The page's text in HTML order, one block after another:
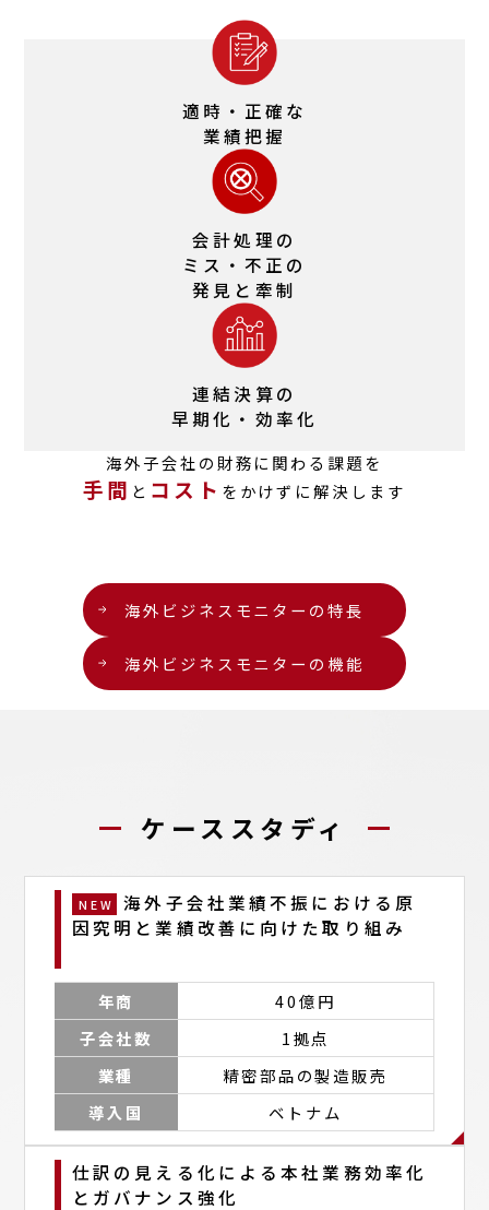
適時・正確な
業績把握
会計処理の
ミス・不正の
発見と牽制
連結決算の
早期化・効率化
海外子会社の財務に関わる課題を
手間 と コスト をかけずに解決します
海外ビジネスモニター の特長
海外ビジネスモニター の機能
ケーススタディ
海外子会社業績不振における原
因究明と業績改善に向けた取り組み
年商
40億円
子会社数
1拠点
業種
精密部品の製造販売
導入国
ベトナム
仕訳の見える化による本社業務効率化
とガバナンス強化